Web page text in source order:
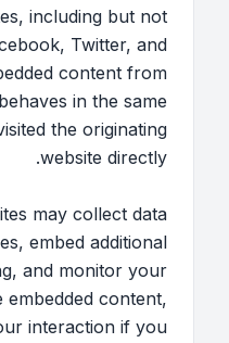
including but not
Twitter, and
content from
in the same
the originating
website directly.
may collect data
embed additional
and monitor your
content,
interaction if you